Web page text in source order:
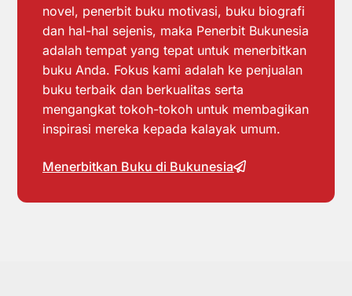
novel, penerbit buku motivasi, buku biografi
dan hal-hal sejenis, maka Penerbit Bukunesia
adalah tempat yang tepat untuk menerbitkan
buku Anda. Fokus kami adalah ke penjualan
buku terbaik dan berkualitas serta
mengangkat tokoh-tokoh untuk membagikan
inspirasi mereka kepada kalayak umum.
Menerbitkan Buku di Bukunesia